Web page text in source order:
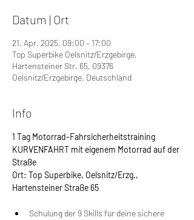
Datum | Ort
21. Apr. 2025, 09:00 – 17:00
Top Superbike Oelsnitz/Erzgebirge,
Hartensteiner Str. 65, 09376
Oelsnitz/Erzgebirge, Deutschland
Info
1 Tag Motorrad-Fahrsicherheitstraining
KURVENFAHRT mit eigenem Motorrad auf der
Straße
Ort: Top Superbike, Oelsnitz/Erzg.,
Hartensteiner Straße 65
Schulung der 9 Skills für deine sichere